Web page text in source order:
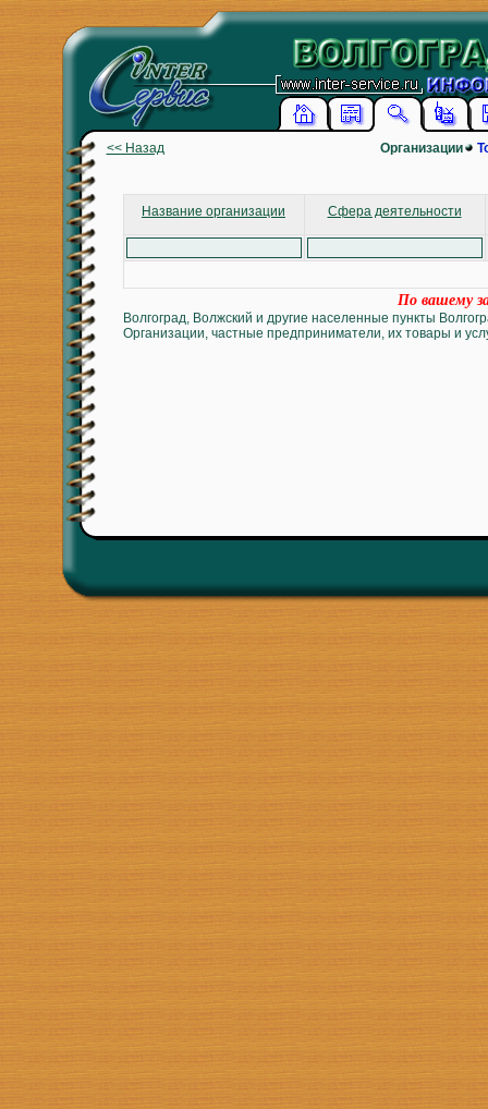
<< Назад Организации
Название организации Сфера деятельности
По вашему
Волгоград, Волжский и другие населенные пункты
Организации, частные предприниматели, их товары и